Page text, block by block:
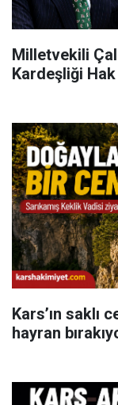
Milletvekili
Kardeşliği
Kars’ın saklı
hayran